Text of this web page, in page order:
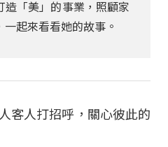
造「美」的事業，照顧家
起來看看她的故事。
客人打招呼，關心彼此的